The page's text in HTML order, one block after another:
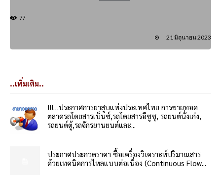
77
21 มิถุนายน 2023
..เพิ่มเติม..
!!!…ประกาศการยาสูบแห่งประเทศไทย การขายทอด
ตลาดรถโดยสารเบ็นซ์,รถโดยสารอีซูซุ, รถยนต์นั่งเก๋ง,
รถยนต์ตู้,รถจักรยานยนต์และ...
ประกาศประกวดราคา ซื้อเครื่องวิเคราะห์ปริมาณสาร
ด้วยเทคนิคการไหลแบบต่อเนื่อง (Continuous Flow...